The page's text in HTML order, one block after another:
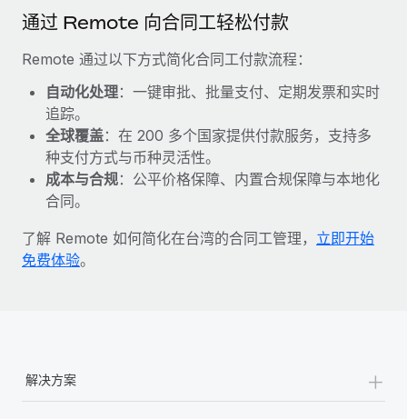
福利
actually looks like
Most teams hear "payroll implementation" and picture a
了解更多
通过 Remote 向合同工轻松付款
Remote 通过以下方式简化合同工付款流程：
自动化处理：一键审批、批量支付、定期发票和实时
追踪。
全球覆盖：在 200 多个国家提供付款服务，支持多
种支付方式与币种灵活性。
成本与合规：公平价格保障、内置合规保障与本地化
合同。
了解 Remote 如何简化在台湾的合同工管理， 立即开始
免费体验。
解决方案 +